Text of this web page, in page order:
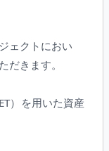
ェクトにおい
だきます。
）を用いた資産